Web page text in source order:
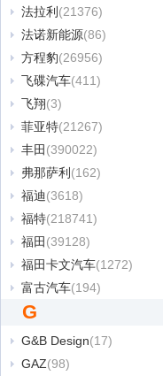
法拉利 (21376)
法诺新能源(86)
方程豹(26956)
飞碟汽车(411)
飞翔(3)
菲亚特(21267)
丰田 (390022)
弗那萨利 (162)
福迪(3618)
福特(218741)
福田 (39128)
福田卡文汽车(1272)
富古汽车(194)
G
G&B Design(17)
GAZ(98)